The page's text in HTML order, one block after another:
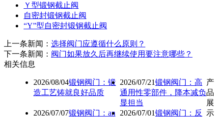
Ｙ型锻钢截止阀
自密封锻钢截止阀
“Y”型自密封锻钢截止阀
上一条新闻： 选择阀门应遵循什么原则？
下一条新闻： 阀门如果放久后再继续使用要注意哪些？
相关信息
2026/08/04锻钢阀门：锻
造工艺铸就良好品质
2026/07/21锻钢阀门：高
通用性零部件，降本减负
显担当
2026/07/07锻钢阀门：an
2026/07/01锻钢阀门：反
产
品
展
示